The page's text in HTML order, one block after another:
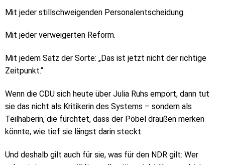
Mit jeder stillschweigenden Personalentscheidung.
Mit jeder verweigerten Reform.
Mit jedem Satz der Sorte: „Das ist jetzt nicht der richtige
Zeitpunkt.“
Wenn die CDU sich heute über Julia Ruhs empört, dann tut
sie das nicht als Kritikerin des Systems – sondern als
Teilhaberin, die fürchtet, dass der Pöbel draußen merken
könnte, wie tief sie längst darin steckt.
Und deshalb gilt auch für sie, was für den NDR gilt: Wer